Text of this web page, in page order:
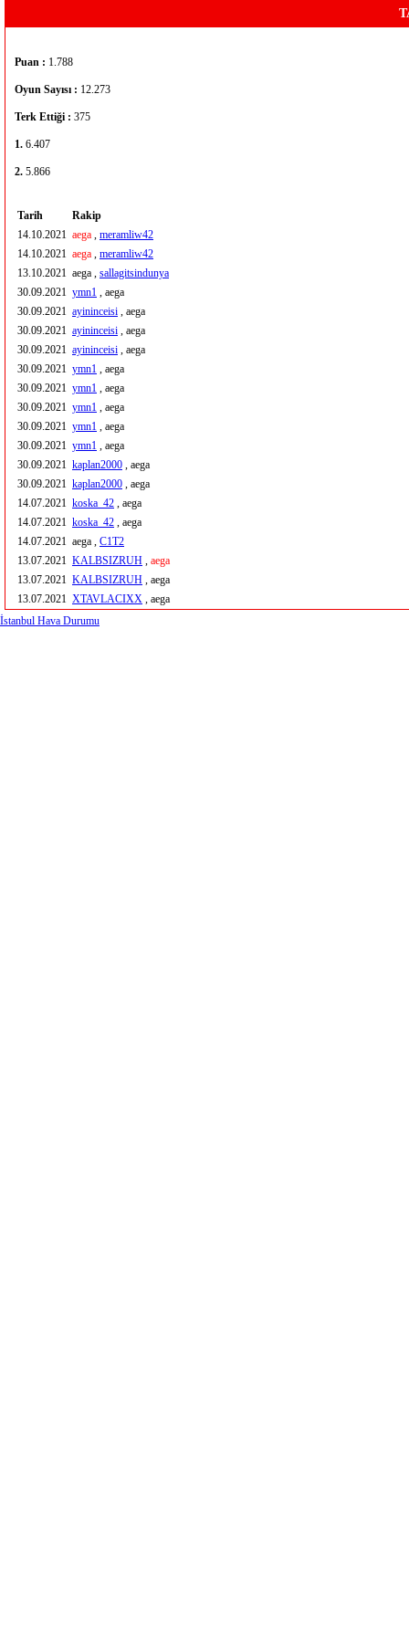
Puan : 1.788
Oyun Sayısı : 12.273
Terk Ettiği : 375
1. 6.407
2. 5.866
Tarih
Rakip
14.10.2021 aega , meramliw42
14.10.2021 aega , meramliw42
13.10.2021 aega , sallagitsindunya
30.09.2021 ymn1 , aega
30.09.2021 ayininceisi , aega
30.09.2021 ayininceisi , aega
30.09.2021 ayininceisi , aega
30.09.2021 ymn1 , aega
30.09.2021 ymn1 , aega
30.09.2021 ymn1 , aega
30.09.2021 ymn1 , aega
30.09.2021 ymn1 , aega
30.09.2021 kaplan2000 , aega
30.09.2021 kaplan2000 , aega
14.07.2021 koska_42 , aega
14.07.2021 koska_42 , aega
14.07.2021 aega , C1T2
13.07.2021 KALBSIZRUH , aega
13.07.2021 KALBSIZRUH , aega
13.07.2021 XTAVLACIXX , aega
İstanbul Hava Durumu